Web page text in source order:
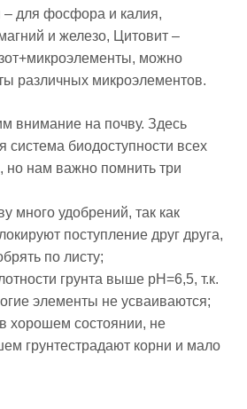
для фосфора и калия,
и железо, Цитовит –
можно
различных микроэлементов.
внимание на почву. Здесь
система биодоступности всех
но нам важно помнить три
много удобрений, так как
поступление друг друга,
по листу;
грунта выше рН=6,5, т.к.
элементы не усваиваются;
хорошем состоянии, не
грунтестрадают корни и мало